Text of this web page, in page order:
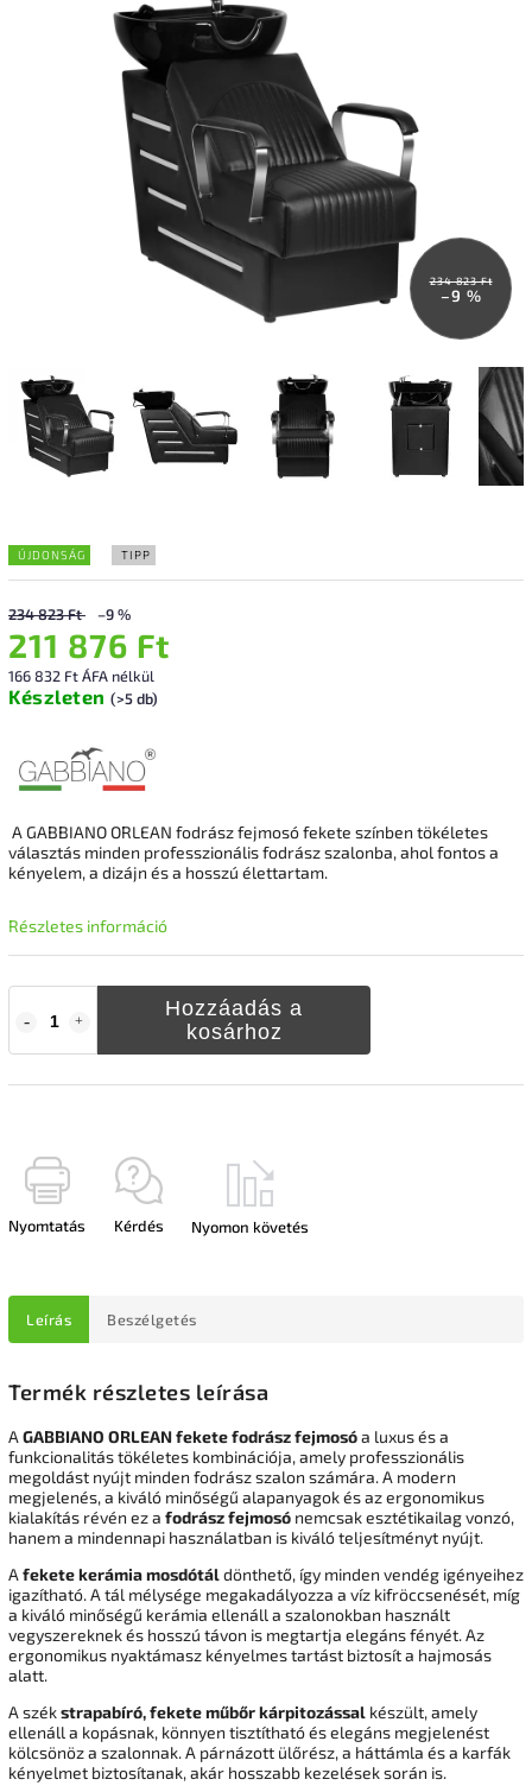
234 823 Ft
–9 %
ÚJDONSÁG TIPP
234 823 Ft –9 %
211 876 Ft
166 832 Ft ÁFA nélkül
Készleten (>5 db)
Hozzáadás a
kosárhoz
A GABBIANO ORLEAN fodrász fejmosó fekete színben tökéletes
választás minden professzionális fodrász szalonba, ahol fontos a
kényelem, a dizájn és a hosszú élettartam.
Részletes információ
Nyomtatás Kérdés Nyomon követés
Leírás Beszélgetés
Termék részletes leírása
A GABBIANO ORLEAN fekete fodrász fejmosóa luxus és a
funkcionalitás tökéletes kombinációja, amely professzionális
megoldást nyújt minden fodrász szalon számára. A modern
megjelenés, a kiváló minőségű alapanyagok és az ergonomikus
kialakítás révén ez a fodrász fejmosó nemcsak esztétikailag vonzó,
hanem a mindennapi használatban is kiváló teljesítményt nyújt.
A fekete kerámia mosdótáldönthető, így minden vendég igényeihez
igazítható. A tál mélysége megakadályozza a víz kifröccsenését, míg
a kiváló minőségű kerámia ellenáll a szalonokban használt
vegyszereknek és hosszú távon is megtartja elegáns fényét. Az
ergonomikus nyaktámasz kényelmes tartást biztosít a hajmosás
alatt.
A székstrapabíró, fekete műbőr kárpitozással készült, amely
ellenáll a kopásnak, könnyen tisztítható és elegáns megjelenést
kölcsönöz a szalonnak. A párnázott ülőrész, a háttámla és a karfák
kényelmet biztosítanak, akár hosszabb kezelések során is.